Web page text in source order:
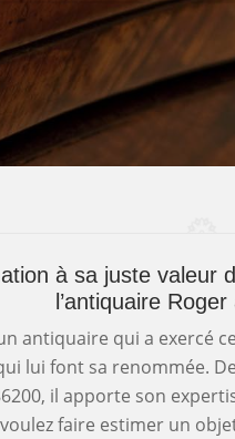
à sa juste valeur
l’antiquaire
antiquaire qui a exercé
lui font sa renommée.
il apporte son
faire estimer un